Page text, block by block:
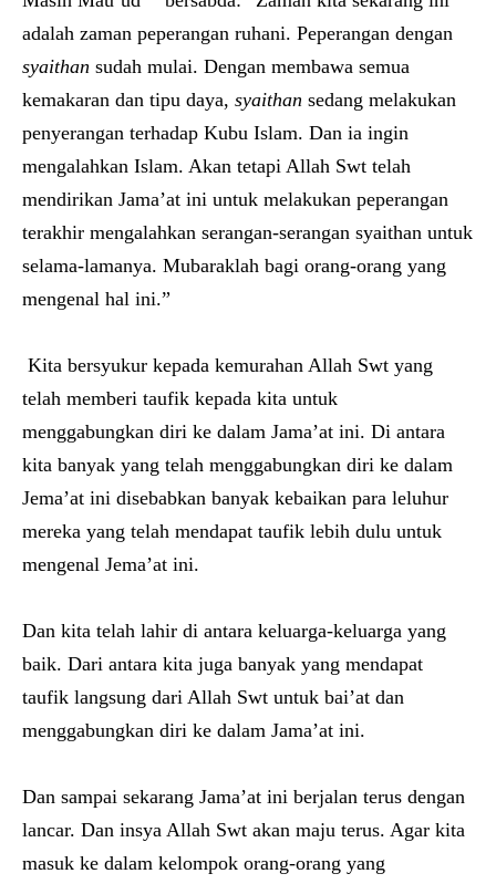
adalah zaman peperangan ruhani. Peperangan dengan
syaithan sudah mulai. Dengan membawa semua
kemakaran dan tipu daya, syaithan sedang melakukan
penyerangan terhadap Kubu Islam. Dan ia ingin
mengalahkan Islam. Akan tetapi Allah Swt telah
mendirikan Jama’at ini untuk melakukan peperangan
terakhir mengalahkan serangan-serangan syaithan untuk
selama-lamanya. Mubaraklah bagi orang-orang yang
mengenal hal ini.”
Kita bersyukur kepada kemurahan Allah Swt yang
telah memberi taufik kepada kita untuk
menggabungkan diri ke dalam Jama’at ini. Di antara
kita banyak yang telah menggabungkan diri ke dalam
Jema’at ini disebabkan banyak kebaikan para leluhur
mereka yang telah mendapat taufik lebih dulu untuk
mengenal Jema’at ini.
Dan kita telah lahir di antara keluarga-keluarga yang
baik. Dari antara kita juga banyak yang mendapat
taufik langsung dari Allah Swt untuk bai’at dan
menggabungkan diri ke dalam Jama’at ini.
Dan sampai sekarang Jama’at ini berjalan terus dengan
lancar. Dan insya Allah Swt akan maju terus. Agar kita
masuk ke dalam kelompok orang-orang yang